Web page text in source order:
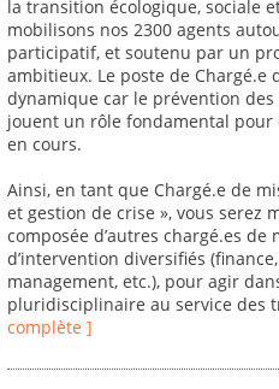
la transition écologique, sociale
mobilisons nos 2300 agents
participatif, et soutenu par un
ambitieux. Le poste de Chargé.e
dynamique car le prévention
jouent un rôle fondamental
en cours.
Ainsi, en tant que Chargé.e de
et gestion de crise », vous serez
composée d’autres chargé.es
d’intervention diversifiés
management, etc.), pour agir
pluridisciplinaire au service des
complète ]